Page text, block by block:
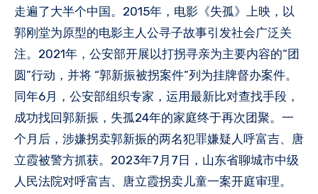
走遍了大半个中国。2015年，电影《失孤》上映，以
郭刚堂为原型的电影主人公寻子故事引发社会广泛关
注。2021年，公安部开展以打拐寻亲为主要内容的“团
圆”行动，并将 “郭新振被拐案件”列为挂牌督办案件。
同年6月，公安部组织专家，运用最新比对查找手段，
成功找回郭新振，失孤24年的家庭终于再次团聚。一
个月后，涉嫌拐卖郭新振的两名犯罪嫌疑人呼富吉、唐
立霞被警方抓获。2023年7月7日，山东省聊城市中级
人民法院对呼富吉、唐立霞拐卖儿童一案开庭审理。